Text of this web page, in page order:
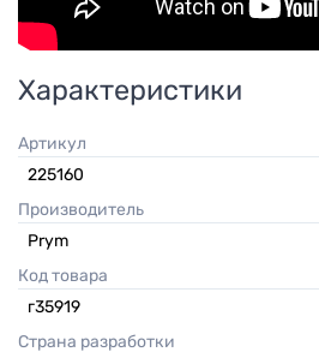
Характеристики
Артикул
225160
Производитель
Prym
Код товара
г35919
Страна разработки